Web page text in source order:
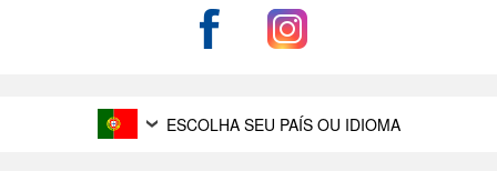
ESCOLHA SEU PAÍS OU IDIOMA